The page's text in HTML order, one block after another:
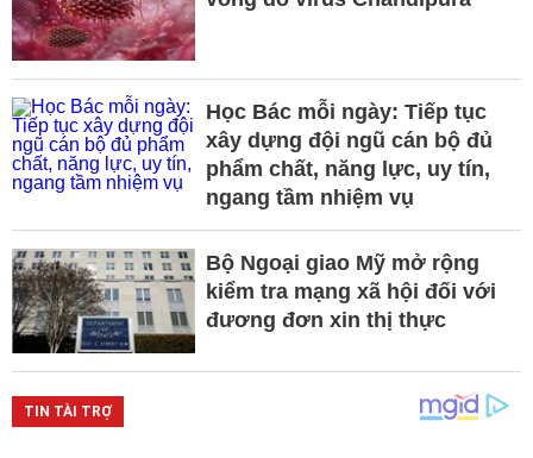
Học Bác mỗi ngày: Tiếp tục
xây dựng đội ngũ cán bộ đủ
phẩm chất, năng lực, uy tín,
ngang tầm nhiệm vụ
Bộ Ngoại giao Mỹ mở rộng
kiểm tra mạng xã hội đối với
đương đơn xin thị thực